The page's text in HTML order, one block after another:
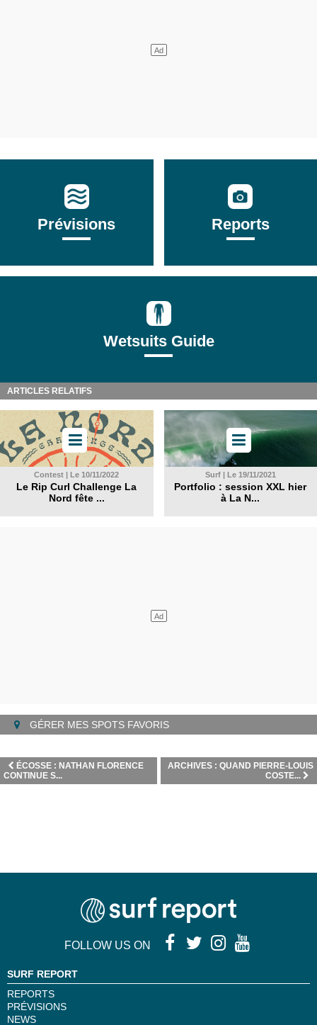
Prévisions Reports
Wetsuits Guide
ARTICLES RELATIFS
Contest | Le 10/11/2022
Le Rip Curl Challenge La
Nord fête ...
Surf | Le 19/11/2021
Portfolio : session XXL hier
à La N...
GÉRER MES SPOTS FAVORIS
ARCHIVES : QUAND PIERRE-LOUIS
COSTE...
ÉCOSSE : NATHAN FLORENCE
CONTINUE S...
FOLLOW US ON
SURF REPORT
REPORTS
PRÉVISIONS
NEWS